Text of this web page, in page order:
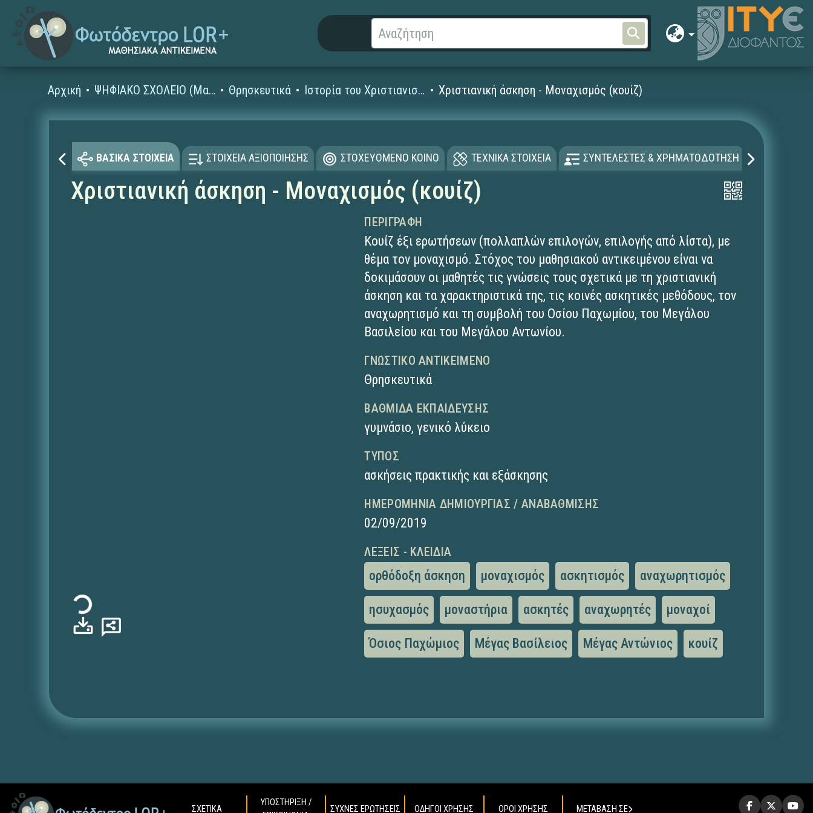
Αρχική ΨΗΦΙΑΚΟ ΣΧΟΛΕΙΟ (Μαθησιακά Αντικείμενα) Θρησκευτικά Ιστορία του Χριστιανισμού Χριστιανική άσκηση - Μοναχισμός (κουίζ)
ΒΑΣΙΚΑ ΣΤΟΙΧΕΙΑ ΣΤΟΙΧΕΙΑ ΑΞΙΟΠΟΙΗΣΗΣ ΣΤΟΧΕΥΟΜΕΝΟ ΚΟΙΝΟ ΤΕΧΝΙΚΑ ΣΤΟΙΧΕΙΑ ΣΥΝΤΕΛΕΣΤΕΣ & ΧΡΗΜΑΤΟΔΟΤΗΣΗ
Χριστιανική άσκηση - Μοναχισμός (κουίζ)
Φόρτωση...
ΠΕΡΙΓΡΑΦΉ
Κουίζ έξι ερωτήσεων (πολλαπλών επιλογών, επιλογής από λίστα), με
θέμα τον μοναχισμό. Στόχος του μαθησιακού αντικειμένου είναι να
δοκιμάσουν οι μαθητές τις γνώσεις τους σχετικά με τη χριστιανική
άσκηση και τα χαρακτηριστικά της, τις κοινές ασκητικές μεθόδους, τον
αναχωρητισμό και τη συμβολή του Οσίου Παχωμίου, του Μεγάλου
Βασιλείου και του Μεγάλου Αντωνίου.
ΓΝΩΣΤΙΚΌ ΑΝΤΙΚΕΊΜΕΝΟ
Θρησκευτικά
ΒΑΘΜΊΔΑ ΕΚΠΑΊΔΕΥΣΗΣ
γυμνάσιο,γενικό λύκειο
ΤΎΠΟΣ
ασκήσεις πρακτικής και εξάσκησης
ΗΜΕΡΟΜΗΝΊΑ ΔΗΜΙΟΥΡΓΊΑΣ / ΑΝΑΒΆΘΜΙΣΗΣ
02/09/2019
ΛΈΞΕΙΣ - ΚΛΕΙΔΙΆ
ορθόδοξη άσκηση μοναχισμός ασκητισμός αναχωρητισμός
ησυχασμός μοναστήρια ασκητές αναχωρητές μοναχοί
Όσιος Παχώμιος Μέγας Βασίλειος Μέγας Αντώνιος κουίζ
ΣΧΕΤΙΚΑ
ΥΠΟΣΤΗΡΙΞΗ /
ΣΥΧΝΕΣ ΕΡΩΤΗΣΕΙΣ ΟΔΗΓΟΙ ΧΡΗΣΗΣ ΟΡΟΙ ΧΡΗΣΗΣ ΜΕΤΑΒΑΣΗ ΣΕ